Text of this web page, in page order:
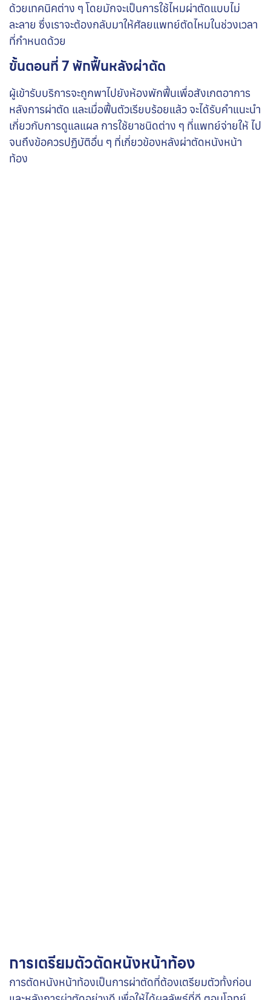
ด้วยเทคนิคต่าง ๆ โดยมักจะเป็นการใช้ไหมผ่าตัดแบบไม่
ละลาย ซึ่งเราจะต้องกลับมาให้ศัลยแพทย์ตัดไหมในช่วงเวลา
ที่กำหนดด้วย
ขั้นตอนที่ 7 พักฟื้นหลังผ่าตัด
ผู้เข้ารับบริการจะถูกพาไปยังห้องพักฟื้นเพื่อสังเกตอาการ
หลังการผ่าตัด และเมื่อฟื้นตัวเรียบร้อยแล้ว จะได้รับคำแนะนำ
เกี่ยวกับการดูแลแผล การใช้ยาชนิดต่าง ๆ ที่แพทย์จ่ายให้ ไป
จนถึงข้อควรปฏิบัติอื่น ๆ ที่เกี่ยวข้องหลังผ่าตัดหนังหน้า
ท้อง
การเตรียมตัวตัดหนังหน้าท้อง
การตัดหนังหน้าท้องเป็นการผ่าตัดที่ต้องเตรียมตัวทั้งก่อน